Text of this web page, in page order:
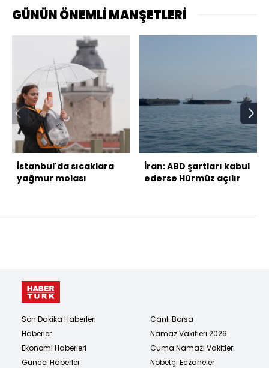
GÜNÜN ÖNEMLİ MANŞETLERİ
İstanbul'da sıcaklara
yağmur molası
İran: ABD şartları kabul
ederse Hürmüz açılır
Son Dakika Haberleri
Haberler
Ekonomi Haberleri
Güncel Haberler
Canlı Borsa
Namaz Vakitleri 2026
Cuma Namazı Vakitleri
Nöbetçi Eczaneler